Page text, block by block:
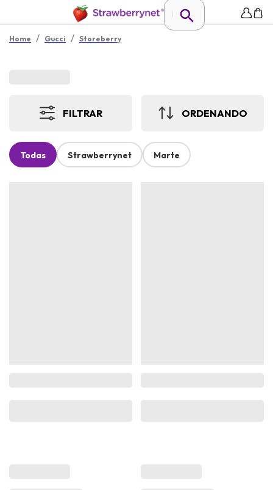
Home / Gucci / Storeberry
FILTRAR ORDENANDO
Todas Strawberrynet Marte